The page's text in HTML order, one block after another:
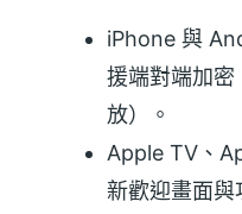
iPhone 與
援端對端加密
放）。
Apple TV、
新歡迎畫面與